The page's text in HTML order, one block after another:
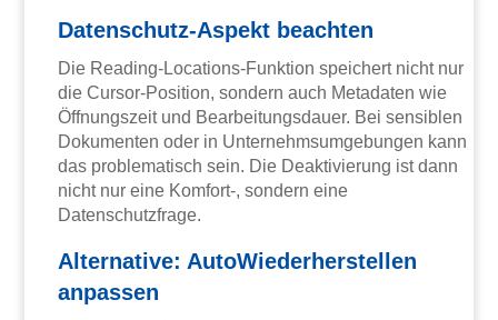
Datenschutz-Aspekt beachten
Die Reading-Locations-Funktion speichert nicht nur
die Cursor-Position, sondern auch Metadaten wie
Öffnungszeit und Bearbeitungsdauer. Bei sensiblen
Dokumenten oder in Unternehmsumgebungen kann
das problematisch sein. Die Deaktivierung ist dann
nicht nur eine Komfort-, sondern eine
Datenschutzfrage.
Alternative: AutoWiederherstellen
anpassen